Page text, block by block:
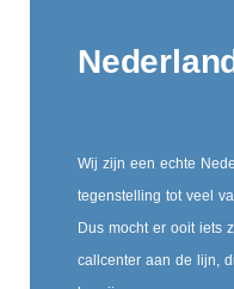
Wij zijn een echte
tegenstelling tot veel
Dus mocht er ooit iets
callcenter aan de lijn,